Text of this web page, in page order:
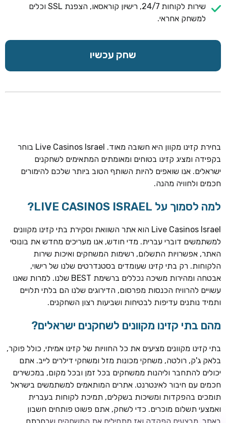
חבילת קבלת פנים: בונוס 100% עד 300€ + 100 ספיני בונוס על
ההפקדה הראשונה
CASOO
בונוס מתגלגל עד 2,000 ₪ + 200 ספינים חינם לשחקנים
חדשים
ROYSPINS
חינם על ההפקדות הראשונות
שירות לקוחות 24/7, רישיון קוראסאו, הצפנת SSL וכלים
למשחק אחראי.
שחק עכשיו
בחירת קזינו מקוון היא חשובה מאוד. Live Casinos Israel בוחר
בקפידה ומציג קזינו בטוחים ומאומתים המתאימים לשחקנים
ישראלים. אנו שואפים להיות השותף הטוב ביותר שלכם להימורים
חכמים ולחוויה מהנה.
למה לסמוך על LIVE CASINOS ISRAEL?
Live Casinos Israel הוא אתר השוואת וסקירת בתי קזינו מקוונים
למשתמשים דוברי עברית. מדי חודש, אנו מעריכים מחדש את בונוסי
האתר, אפשרויות התשלום, רשימות המשחקים ואיכות שירות
הלקוחות. רק בתי קזינו שעומדים בסטנדרטים שלנו של רישוי,
אבטחה ומהירות משיכה נכללים ברשימת BEST שלנו. למרות שאנו
עשויים להרוויח הכנסות מפרסום, הדירוגים שלנו הם בלתי תלויים
ותמיד נותנים עדיפות לבטיחות ושביעות רצון השחקנים.
מהם בתי קזינו מקוונים לשחקנים ישראלים?
בתי קזינו מקוונים מציעים את כל החוויות של קזינו אמיתי, כולל פוקר,
בלאק ג'ק, רולטה, משחקי מכונות מזל ומשחקי דילרים לייב. אתם
יכולים להתחבר וליהנות ממשחקים בכל זמן ובכל מקום, במכשירים
חכמים עם חיבור לאינטרנט. אתרים המותאמים למשתמשים בישראל
תומכים בהפקדות ומשיכות בשקלים, תמיכת לקוחות בעברית
ואמצעי תשלום מוכרים. כדי לשחק, אתם פשוט פותחים חשבון